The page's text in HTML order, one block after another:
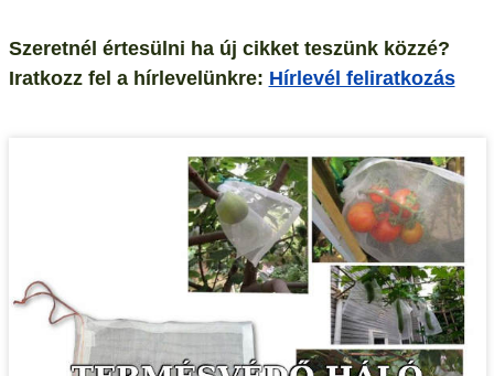
Szeretnél értesülni ha új cikket teszünk közzé?
Iratkozz fel a hírlevelünkre: Hírlevél feliratkozás